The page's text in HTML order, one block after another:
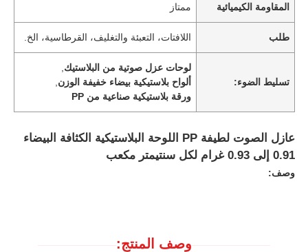
المقاومة الكيميائية ممتاز
طلب اللافتات، التعبئة والتغليف، القرطاسية، الخ.
تسليط الضوء:
لوحات عزل صوتية من البلاستيك
ألواح بلاستيكية بيضاء خفيفة الوزن
ورقة بلاستيكية صناعية من PP
عازل الصوت لطيفة PP اللوحة البلاستيكية الكثافة البيضاء
0.91 إلى 0.93 غرام لكل سنتيمتر مكعب
وصف:
وصف المنتج: